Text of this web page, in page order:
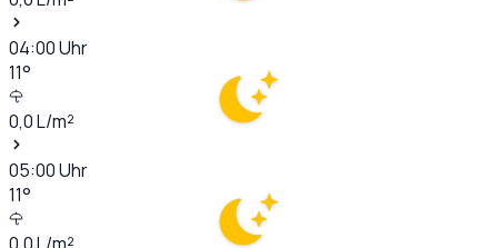
04:00Uhr
11°
0,0L/m²
05:00Uhr
11°